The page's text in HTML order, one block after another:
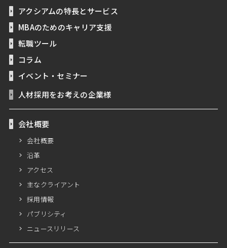
アクシアムの特長とサービス
MBAのためのキャリア支援
転職ツール
コラム
イベント・セミナー
人材採用をお考えの企業様
会社概要
会社概要
沿革
アクセス
主なクライアント
採用情報
パブリシティ
ニュースリリース